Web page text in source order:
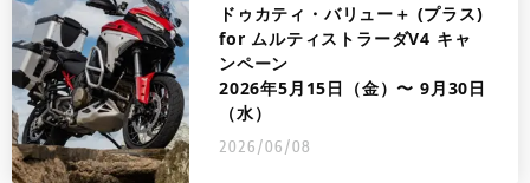
ドゥカティ・バリュー＋ (プラス)
for ムルティストラーダV4 キャ
ンペーン
2026年5月15日（金）〜 9月30日
（水）
2026/06/08